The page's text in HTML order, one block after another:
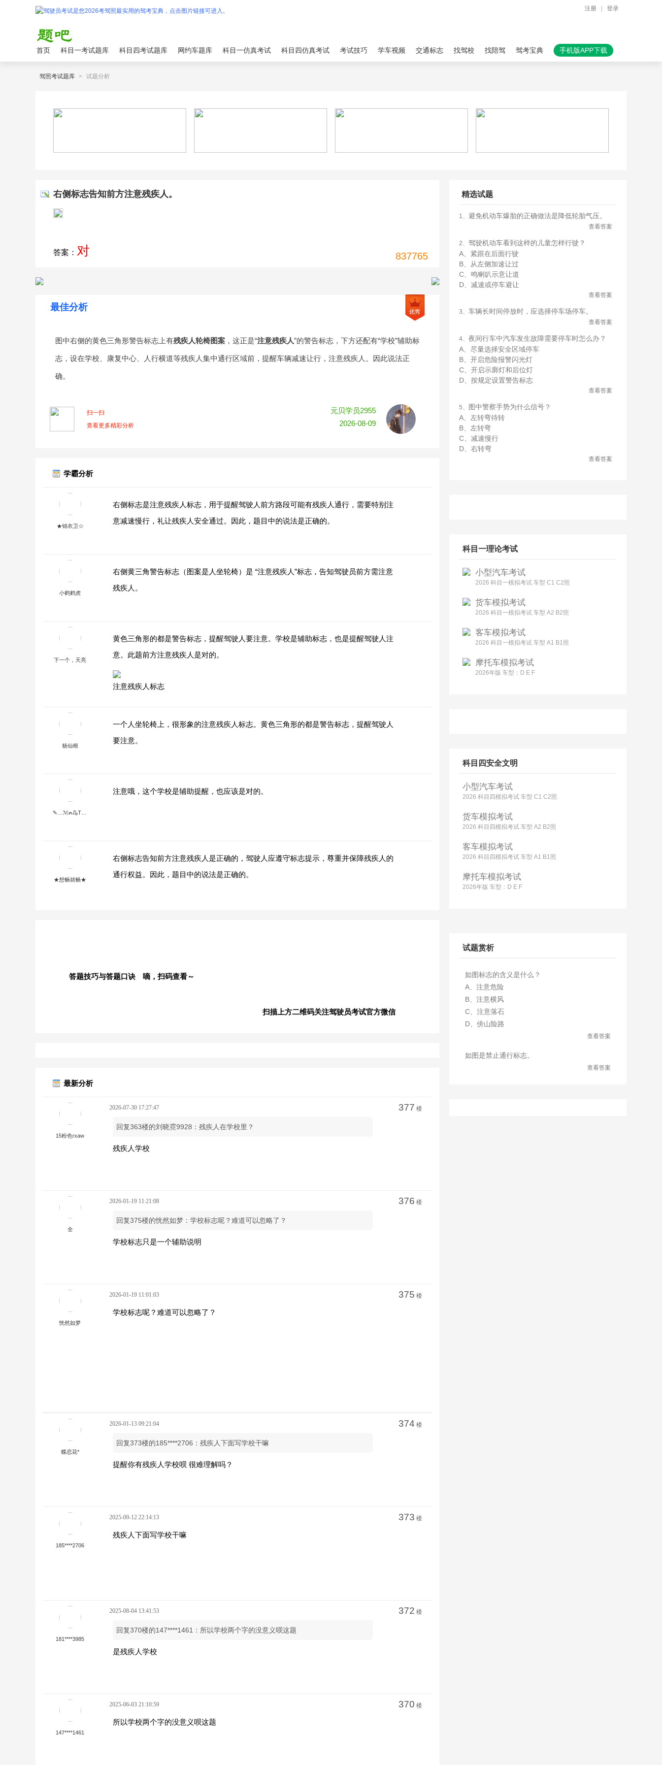
注册 登录
首页 科目一考试题库 科目四考试题库 网约车题库 科目一仿真考试 科目四仿真考试 考试技巧 学车视频 交通标志 找驾校 找陪驾 驾考宝典 手机版APP下载
驾照考试题库 > 试题分析
右侧标志告知前方注意残疾人。
答案： 对 837765
最佳分析
图中右侧的黄色三角形警告标志上有残疾人轮椅图案 ，这正是“注意残疾人”的警告标志，下方还配有“学校”辅助标
志，设在学校、康复中心、人行横道等残疾人集中通行区域前，提醒车辆减速让行，注意残疾人。因此说法正
确。
扫一扫
查看更多精彩分析
元贝学员2955
2026-08-09
学霸分析
★锦衣卫☆
右侧标志是注意残疾人标志，用于提醒驾驶人前方路段可能有残疾人通行，需要特别注
意减速慢行，礼让残疾人安全通过。因此，题目中的说法是正确的。
小鹤鹤虎
右侧黄三角警告标志（图案是人坐轮椅）是 “注意残疾人”标志，告知驾驶员前方需注意
残疾人。
下一个，天亮
黄色三角形的都是警告标志，提醒驾驶人要注意。学校是辅助标志，也是提醒驾驶人注
意。此题前方注意残疾人是对的。
注意残疾人标志
杨仙根
一个人坐轮椅上，很形象的注意残疾人标志。黄色三角形的都是警告标志，提醒驾驶人
要注意。
注意哦，这个学校是辅助提醒，也应该是对的。
★想畅就畅★
右侧标志告知前方注意残疾人是正确的，驾驶人应遵守标志提示，尊重并保障残疾人的
通行权益。因此，题目中的说法是正确的。
答题技巧与答题口诀 嘀，扫码查看～
扫描上方二维码关注驾驶员考试官方微信
最新分析
15粉色rxaw
2026-07-30 17:27:47 377 楼
回复363楼的刘晓霓9928：残疾人在学校里？
残疾人学校
全
2026-01-19 11:21:08 376 楼
回复375楼的恍然如梦：学校标志呢？难道可以忽略了？
学校标志只是一个辅助说明
恍然如梦
2026-01-19 11:01:03 375 楼
学校标志呢？难道可以忽略了？
蝶恋花*
2026-01-13 09:21:04 374 楼
回复373楼的185****2706：残疾人下面写学校干嘛
提醒你有残疾人学校呗 很难理解吗？
185****2706
2025-09-12 22:14:13 373 楼
残疾人下面写学校干嘛
181****3985
2025-08-04 13:41:53 372 楼
回复370楼的147****1461：所以学校两个字的没意义呗这题
是残疾人学校
147****1461
2025-06-03 21:10:59 370 楼
所以学校两个字的没意义呗这题
精选试题
1、 避免机动车爆胎的正确做法是降低轮胎气压。
查看答案
2、 驾驶机动车看到这样的儿童怎样行驶？
A、紧跟在后面行驶
B、从左侧加速让过
C、鸣喇叭示意让道
D、减速或停车避让
查看答案
3、 车辆长时间停放时，应选择停车场停车。
查看答案
4、 夜间行车中汽车发生故障需要停车时怎么办？
A、尽量选择安全区域停车
B、开启危险报警闪光灯
C、开启示廓灯和后位灯
D、按规定设置警告标志
查看答案
5、
图中警察手势为什么信号？
A、左转弯待转
B、左转弯
C、减速慢行
D、右转弯
查看答案
科目一理论考试
小型汽车考试
2026 科目一模拟考试 车型 C1 C2照
货车模拟考试
2026 科目一模拟考试 车型 A2 B2照
客车模拟考试
2026 科目一模拟考试 车型 A1 B1照
摩托车模拟考试
2026年版 车型：D E F
科目四安全文明
小型汽车考试
2026 科目四模拟考试 车型 C1 C2照
货车模拟考试
2026 科目四模拟考试 车型 A2 B2照
客车模拟考试
2026 科目四模拟考试 车型 A1 B1照
摩托车模拟考试
2026年版 车型：D E F
试题赏析
如图标志的含义是什么？
A、注意危险
B、注意横风
C、注意落石
D、傍山险路
查看答案
如图是禁止通行标志。
查看答案